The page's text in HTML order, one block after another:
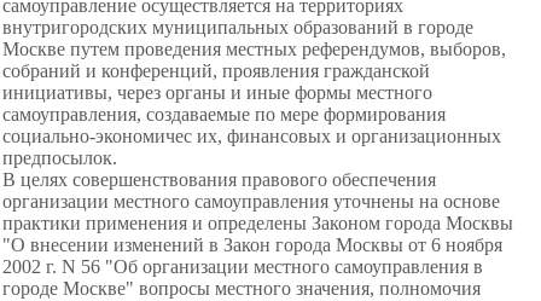
самоуправление осуществляется на территориях
внутригородских муниципальных образований в городе
Москве путем проведения местных референдумов, выборов,
собраний и конференций, проявления гражданской
инициативы, через органы и иные формы местного
самоуправления, создаваемые по мере формирования
социально-экономичес их, финансовых и организационных
предпосылок.
В целях совершенствования правового обеспечения
организации местного самоуправления уточнены на основе
практики применения и определены Законом города Москвы
"О внесении изменений в Закон города Москвы от 6 ноября
2002 г. N 56 "Об организации местного самоуправления в
городе Москве" вопросы местного значения, полномочия